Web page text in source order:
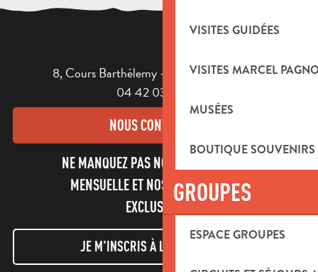
VISITES GUIDÉES
VISITES MARCEL
MUSÉES
BOUTIQUE
GROUPES
ESPACE GROUPES
8, Cours Barthélemy - 13400 AUBAGNE
04 42 03 49 98
NOUS CONTACTER
NE MANQUEZ PAS NOTRE NEWSLETTER
MENSUELLE ET NOS INFORMATIONS
EXCLUSIVES !
JE M'INSCRIS À LA NEWSLETTER